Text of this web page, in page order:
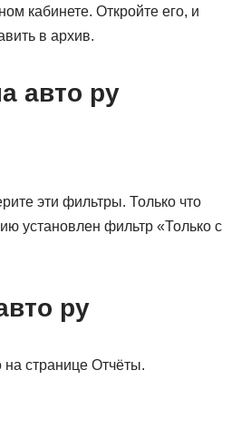
кабинете. Откройте его, и
в архив.
авто ру
эти фильтры. Только что
установлен фильтр «Только с
ру
на странице Отчёты.